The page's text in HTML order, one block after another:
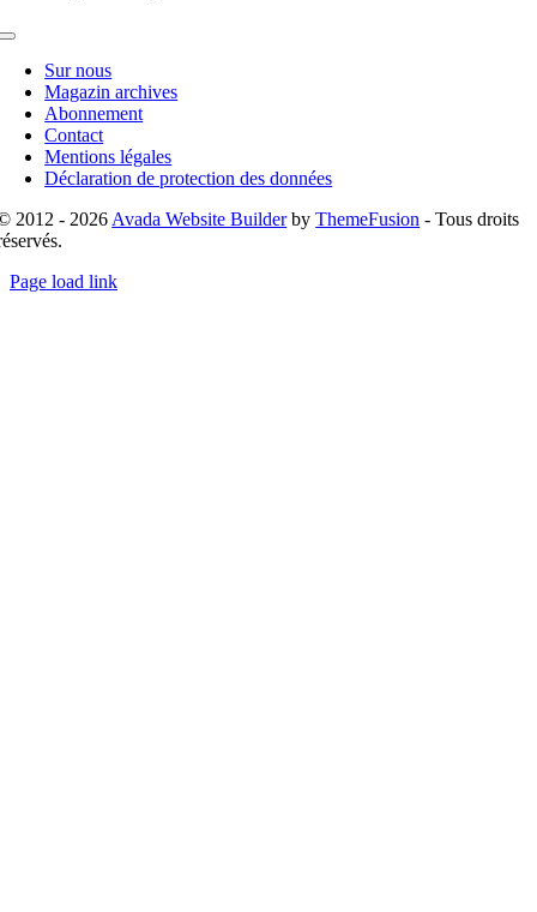
Toggle
NavigationSur nous
Magazin archives
Abonnement
Contact
Mentions légales
Déclaration de protection des données
2012 - 2026 Avada Website BuilderbyThemeFusion - Tous droits
Page load link